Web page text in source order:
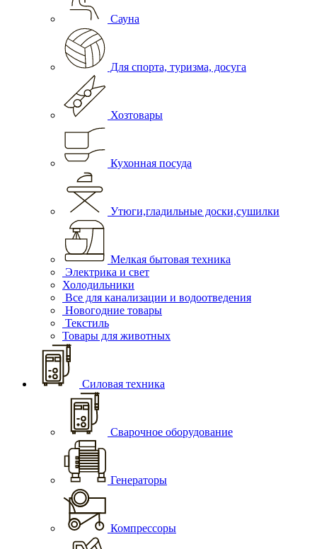
Сауна
Для спорта, туризма, досуга
Хозтовары
Кухонная посуда
Утюги,гладильные доски,сушилки
Мелкая бытовая техника
Электрика и свет
Холодильники
Все для канализации и водоотведения
Новогодние товары
Текстиль
Товары для животных
Силовая техника
Сварочное оборудование
Генераторы
Компрессоры